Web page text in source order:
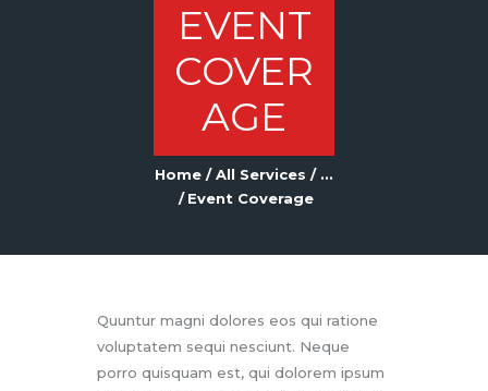
EVENT
COVER
AGE
Home All Services
...
Event Coverage
Quuntur magni dolores eos qui ratione
voluptatem sequi nesciunt. Neque
porro quisquam est, qui dolorem ipsum